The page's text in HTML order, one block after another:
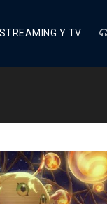
STREAMING Y TV